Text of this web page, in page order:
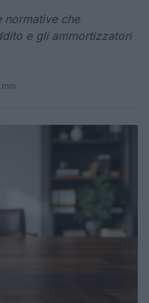
normative che
e gli ammortizzatori
min